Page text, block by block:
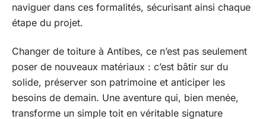
naviguer dans ces formalités, sécurisant ainsi chaque
étape du projet.
Changer de toiture à Antibes, ce n’est pas seulement
poser de nouveaux matériaux : c’est bâtir sur du
solide, préserver son patrimoine et anticiper les
besoins de demain. Une aventure qui, bien menée,
transforme un simple toit en véritable signature